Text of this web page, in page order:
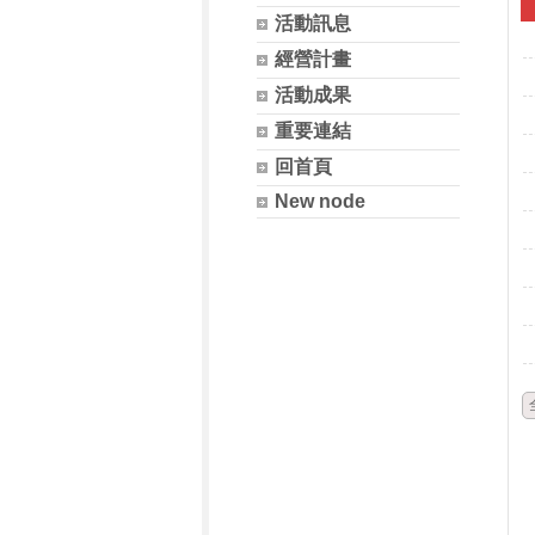
活動訊息
經營計畫
活動成果
重要連結
回首頁
New node